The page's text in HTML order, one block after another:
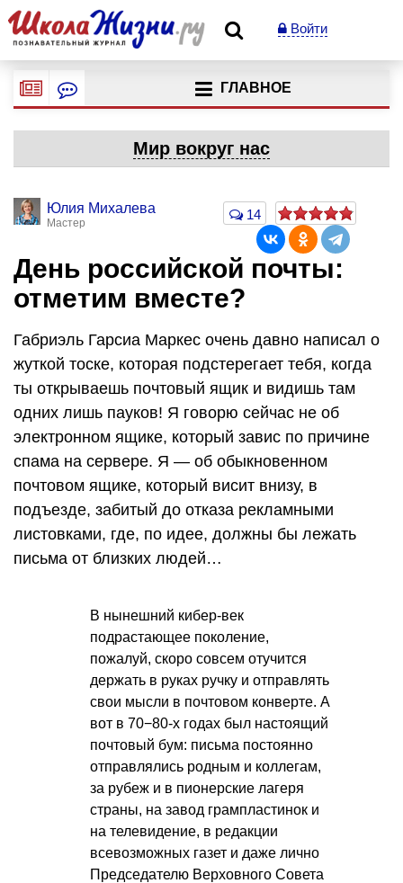
Войти
ГЛАВНОЕ
Мир вокруг нас
Юлия Михалева
Мастер
14
День российской почты:
отметим вместе?
Габриэль Гарсиа Маркес очень давно написал о
жуткой тоске, которая подстерегает тебя, когда
ты открываешь почтовый ящик и видишь там
одних лишь пауков! Я говорю сейчас не об
электронном ящике, который завис по причине
спама на сервере. Я — об обыкновенном
почтовом ящике, который висит внизу, в
подъезде, забитый до отказа рекламными
листовками, где, по идее, должны бы лежать
письма от близких людей…
В нынешний кибер-век
подрастающее поколение,
пожалуй, скоро совсем отучится
держать в руках ручку и отправлять
свои мысли в почтовом конверте. А
вот в 70−80-х годах был настоящий
почтовый бум: письма постоянно
отправлялись родным и коллегам,
за рубеж и в пионерские лагеря
страны, на завод грампластинок и
на телевидение, в редакции
всевозможных газет и даже лично
Председателю Верховного Совета